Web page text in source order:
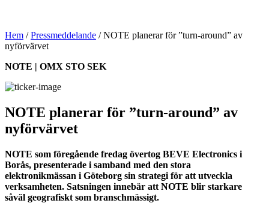
Hem /Pressmeddelande /NOTE planerar för ”turn-around” av
nyförvärvet
NOTE | OMX STO SEK
NOTE planerar för ”turn-around” av
nyförvärvet
NOTE som föregående fredag övertog BEVE Electronics i
Borås, presenterade i samband med den stora
elektronikmässan i Göteborg sin strategi för att utveckla
verksamheten. Satsningen innebär att NOTE blir starkare
såväl geografiskt som branschmässigt.